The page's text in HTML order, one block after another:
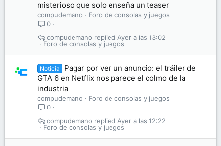
misterioso que solo enseña un teaser
compudemano
Foro de consolas y juegos
0
Foro de consolas y juegos
Ayer a las 13:02
compudemano
Noticia
Pagar por ver un anuncio: el tráiler de
GTA 6 en Netflix nos parece el colmo de la
industria
compudemano
Foro de consolas y juegos
0
Foro de consolas y juegos
Ayer a las 12:22
compudemano